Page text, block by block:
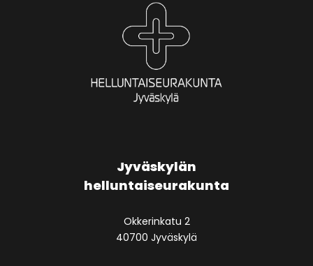
Jyväskylän
helluntaiseurakunta
Okkerinkatu 2
40700 Jyväskylä